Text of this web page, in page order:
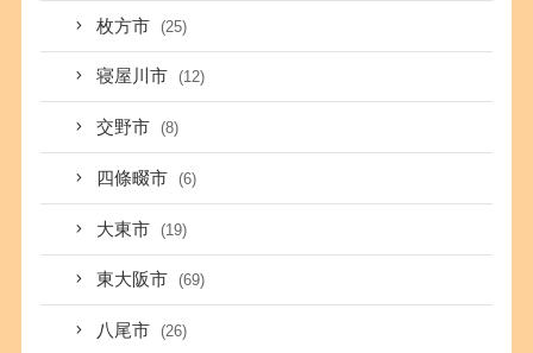
枚方市 (25)
寝屋川市 (12)
交野市 (8)
四條畷市 (6)
大東市 (19)
東大阪市 (69)
八尾市 (26)